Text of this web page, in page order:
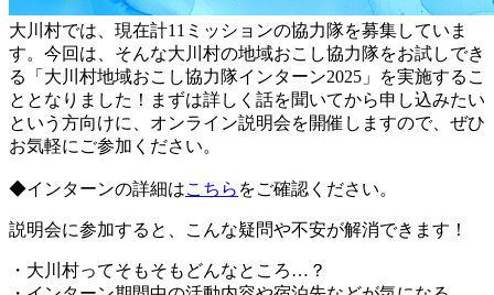
大川村では、現在計11ミッションの協力隊を募集していま
す。今回は、そんな大川村の地域おこし協力隊をお試しでき
る「大川村地域おこし協力隊インターン2025」を実施するこ
ととなりました！まずは詳しく話を聞いてから申し込みたい
という方向けに、オンライン説明会を開催しますので、ぜひ
お気軽にご参加ください。
◆インターンの詳細はこちら をご確認ください。
説明会に参加すると、こんな疑問や不安が解消できます！
・大川村ってそもそもどんなところ…？